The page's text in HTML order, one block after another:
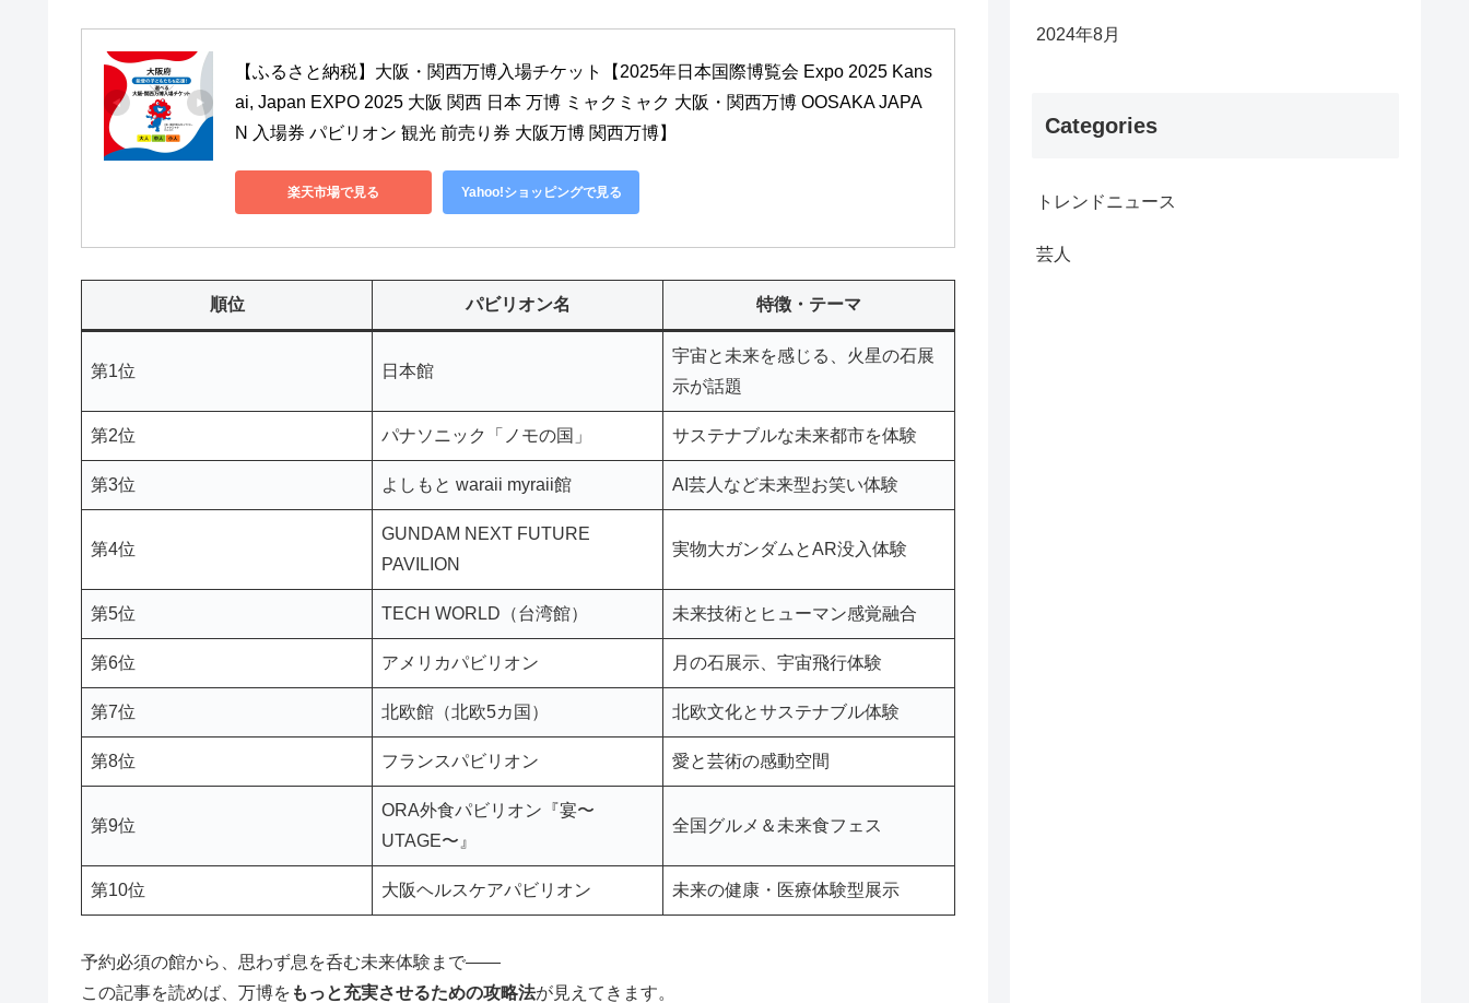
【ふるさと納税】大阪・関西万博入場チケット【2025年日本国際博覧会 Expo 2025 Kans
ai, Japan EXPO 2025 大阪 関西 日本 万博 ミャクミャク 大阪・関西万博 OOSAKA JAPA
N 入場券 パビリオン 観光 前売り券 大阪万博 関西万博】
楽天市場で見る Yahoo!ショッピングで見る
順位 パビリオン名 特徴・テーマ
第1位 日本館
宇宙と未来を感じる、火星の石展
示が話題
第2位 パナソニック「ノモの国」 サステナブルな未来都市を体験
第3位 よしもと waraii myraii館 AI芸人など未来型お笑い体験
第4位
GUNDAM NEXT FUTURE
PAVILION
実物大ガンダムとAR没入体験
第5位 TECH WORLD（台湾館） 未来技術とヒューマン感覚融合
第6位 アメリカパビリオン 月の石展示、宇宙飛行体験
第7位 北欧館（北欧5カ国） 北欧文化とサステナブル体験
第8位 フランスパビリオン 愛と芸術の感動空間
第9位
ORA外食パビリオン『宴〜
UTAGE〜』
全国グルメ＆未来食フェス
第10位 大阪ヘルスケアパビリオン 未来の健康・医療体験型展示
予約必須の館から、思わず息を呑む未来体験まで――
この記事を読めば、万博を もっと充実させるための攻略法が見えてきます。
2024年8月
Categories
トレンドニュース
芸人